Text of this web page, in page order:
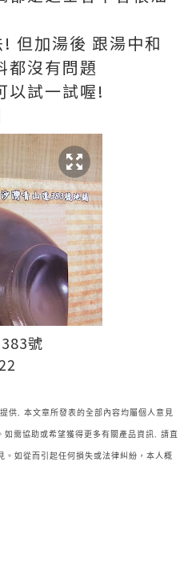
但加湯後 跟湯中和
都沒有問題
以試一試喔!
號
供, 本文章所發表的全部內容均屬個人意見
需協助或希望獲得更多有關產品資訊, 請直
。如從而引起任何損失或法律糾紛，本人概